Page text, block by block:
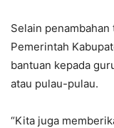
Selain
Pemerintah
bantuan kepada
atau pulau-pulau.
“Kita juga